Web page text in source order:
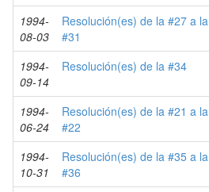
1994-
08-03
Resolución(es) de la #27 a la
#31
1994-
09-14
Resolución(es) de la #34
1994-
06-24
Resolución(es) de la #21 a la
#22
1994-
10-31
Resolución(es) de la #35 a la
#36